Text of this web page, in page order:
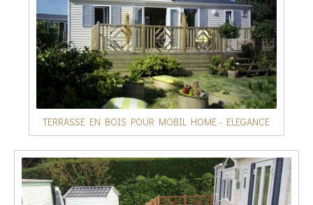
TERRASSE EN BOIS POUR MOBIL HOME - ELEGANCE